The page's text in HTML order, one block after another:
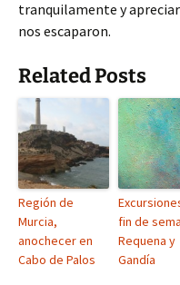
tranquilamente y
nos escaparon.
Related Posts
Región de
Murcia,
anochecer en
Cabo de Palos
fin de
Requena y
Gandía